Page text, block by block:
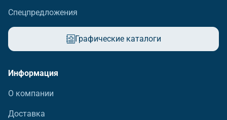
Спецпредложения
Графические каталоги
Информация
О компании
Доставка